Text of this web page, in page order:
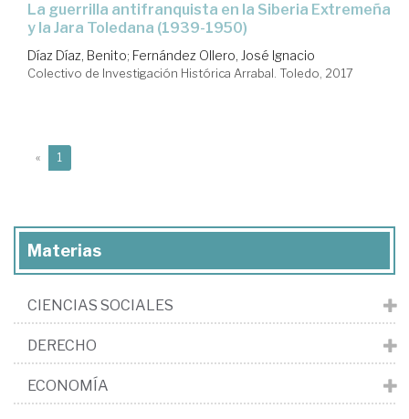
la guerrilla antifranquista en la Siberia Extremeña
y la Jara Toledana (1939-1950)
Díaz Díaz, Benito; Fernández Ollero, José Ignacio
Colectivo de Investigación Histórica Arrabal. Toledo, 2017
« 1
Materias
CIENCIAS SOCIALES
DERECHO
ECONOMÍA